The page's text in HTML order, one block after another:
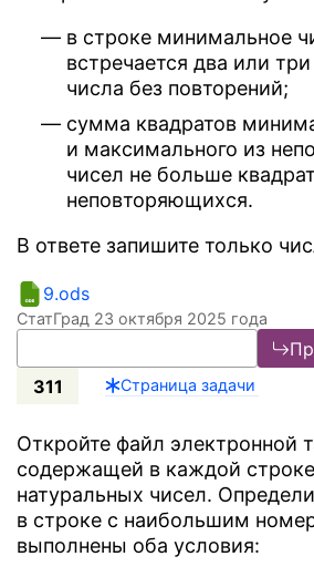
в строке минимальное
встречается два или
числа без повторений;
сумма квадратов
и максимального из
чисел не больше
неповторяющихся.
В ответе запишите только
9.ods
СтатГрад 23 октября 2025 года
311
Откройте файл электронной
содержащей в каждой
натуральных чисел.
в строке с наибольшим
выполнены оба условия:
Страница задачи